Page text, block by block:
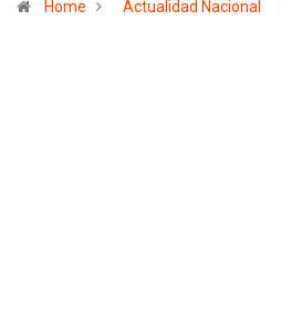
Home Actualidad Nacional